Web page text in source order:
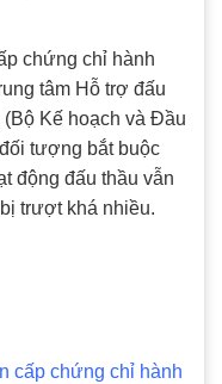
chứng chỉ hành
tâm Hỗ trợ đấu
Kế hoạch và Đầu
tượng bắt buộc
động đấu thầu vẫn
trượt khá nhiều.
cấp chứng chỉ hành